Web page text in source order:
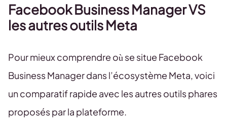
Facebook Business Manager VS
les autres outils Meta
Pour mieux comprendre où se situe Facebook
Business Manager dans l’écosystème Meta, voici
un comparatif rapide avec les autres outils phares
proposés par la plateforme.